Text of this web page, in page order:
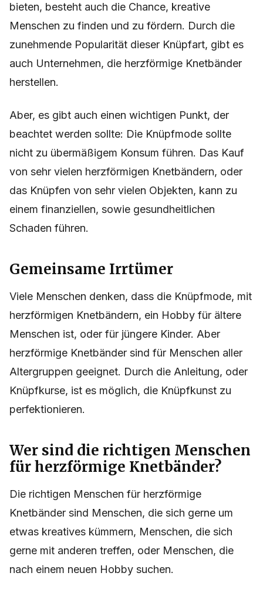
bieten, besteht auch die Chance, kreative
Menschen zu finden und zu fördern. Durch die
zunehmende Popularität dieser Knüpfart, gibt es
auch Unternehmen, die herzförmige Knetbänder
herstellen.
Aber, es gibt auch einen wichtigen Punkt, der
beachtet werden sollte: Die Knüpfmode sollte
nicht zu übermäßigem Konsum führen. Das Kauf
von sehr vielen herzförmigen Knetbändern, oder
das Knüpfen von sehr vielen Objekten, kann zu
einem finanziellen, sowie gesundheitlichen
Schaden führen.
Gemeinsame Irrtümer
Viele Menschen denken, dass die Knüpfmode, mit
herzförmigen Knetbändern, ein Hobby für ältere
Menschen ist, oder für jüngere Kinder. Aber
herzförmige Knetbänder sind für Menschen aller
Altergruppen geeignet. Durch die Anleitung, oder
Knüpfkurse, ist es möglich, die Knüpfkunst zu
perfektionieren.
Wer sind die richtigen Menschen
für herzförmige Knetbänder?
Die richtigen Menschen für herzförmige
Knetbänder sind Menschen, die sich gerne um
etwas kreatives kümmern, Menschen, die sich
gerne mit anderen treffen, oder Menschen, die
nach einem neuen Hobby suchen.